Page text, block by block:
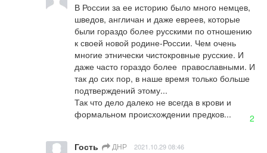
В России за ее историю было много немцев,
шведов, англичан и даже евреев, которые
были гораздо более русскими по отношению
к своей новой родине-России. Чем очень
многие этнически чистокровные русские. И
даже часто гораздо более  православными. И
так до сих пор, в наше время только больше
подтверждений этому...
Так что дело далеко не всегда в крови и
формальном происхождении предков...
2
Гость ДНР 2021.10.29 08:46